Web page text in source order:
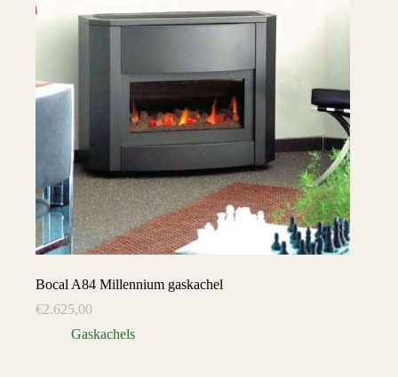
Bocal A84 Millennium gaskachel
€2.625,00
Gaskachels